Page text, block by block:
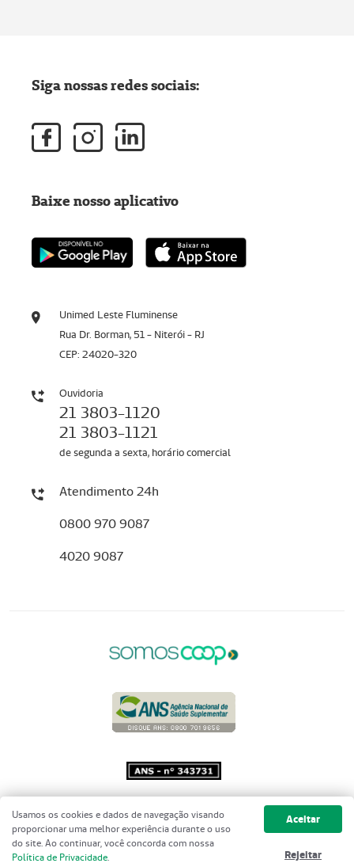
Unimed Leste Fluminense
Rua Dr. Borman, 51 - Niterói - RJ
CEP: 24020-320
Ouvidoria
21 3803-1120
21 3803-1121
de segunda a sexta, horário comercial
Atendimento 24h
0800 970 9087
4020 9087
Siga nossas redes sociais:
Baixe nosso aplicativo
Copyright 2001 - 2026 Unimed do
Brasil - Todos os direitos reservados
Usamos os cookies e dados de navegação visando
proporcionar uma melhor experiência durante o uso
do site. Ao continuar, você concorda com nossa
Política de Privacidade.
Aceitar
Rejeitar